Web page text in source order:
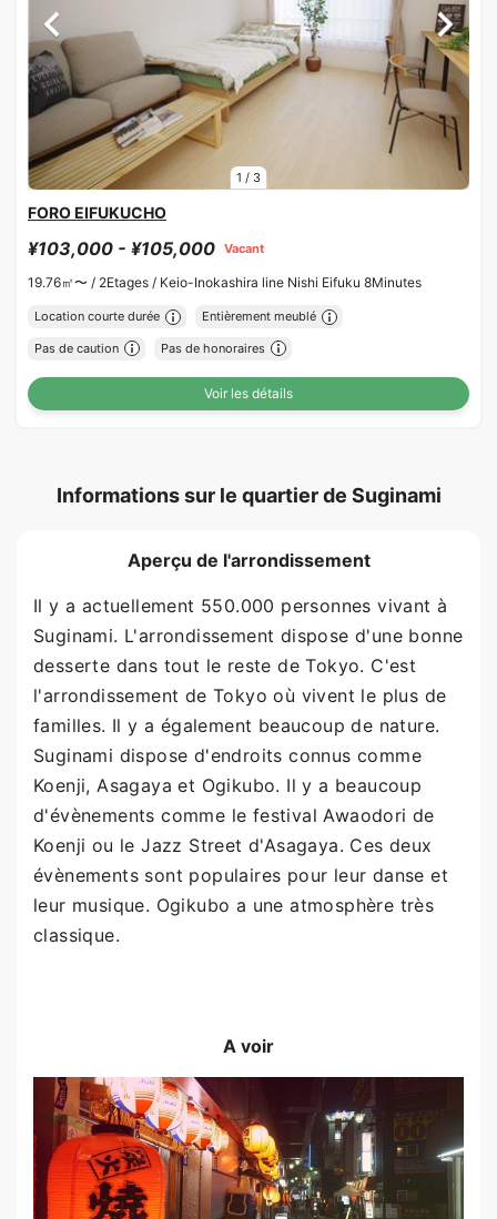
1 / 3
FORO EIFUKUCHO
¥103,000 - ¥105,000 Vacant
19.76㎡〜 / 2Etages / Keio-Inokashira line Nishi Eifuku 8Minutes
Location courte durée Entièrement meublé
Pas de caution Pas de honoraires
Voir les détails
Informations sur le quartier de Suginami
Aperçu de l'arrondissement
Il y a actuellement 550.000 personnes vivant à
Suginami. L'arrondissement dispose d'une bonne
desserte dans tout le reste de Tokyo. C'est
l'arrondissement de Tokyo où vivent le plus de
familles. Il y a également beaucoup de nature.
Suginami dispose d'endroits connus comme
Koenji, Asagaya et Ogikubo. Il y a beaucoup
d'évènements comme le festival Awaodori de
Koenji ou le Jazz Street d'Asagaya. Ces deux
évènements sont populaires pour leur danse et
leur musique. Ogikubo a une atmosphère très
classique.
A voir